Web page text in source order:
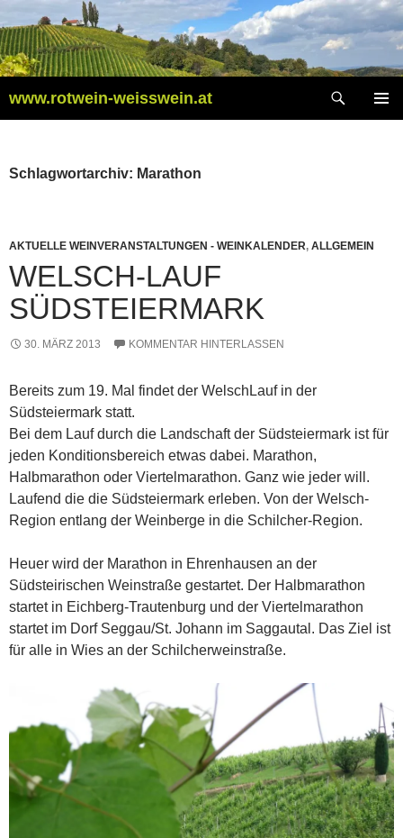
Inhalt
springen
www.rotwein-weisswein.at
Schlagwortarchiv: Marathon
AKTUELLE WEINVERANSTALTUNGEN - WEINKALENDER, ALLGEMEIN
WELSCH-LAUF
SÜDSTEIERMARK
30. MÄRZ 2013 KOMMENTAR HINTERLASSEN
Bereits zum 19. Mal findet der WelschLauf in der
Südsteiermark statt.
Bei dem Lauf durch die Landschaft der Südsteiermark ist für
jeden Konditionsbereich etwas dabei. Marathon,
Halbmarathon oder Viertelmarathon. Ganz wie jeder will.
Laufend die die Südsteiermark erleben. Von der Welsch-
Region entlang der Weinberge in die Schilcher-Region.
Heuer wird der Marathon in Ehrenhausen an der
Südsteirischen Weinstraße gestartet. Der Halbmarathon
startet in Eichberg-Trautenburg und der Viertelmarathon
startet im Dorf Seggau/St. Johann im Saggautal. Das Ziel ist
für alle in Wies an der Schilcherweinstraße.